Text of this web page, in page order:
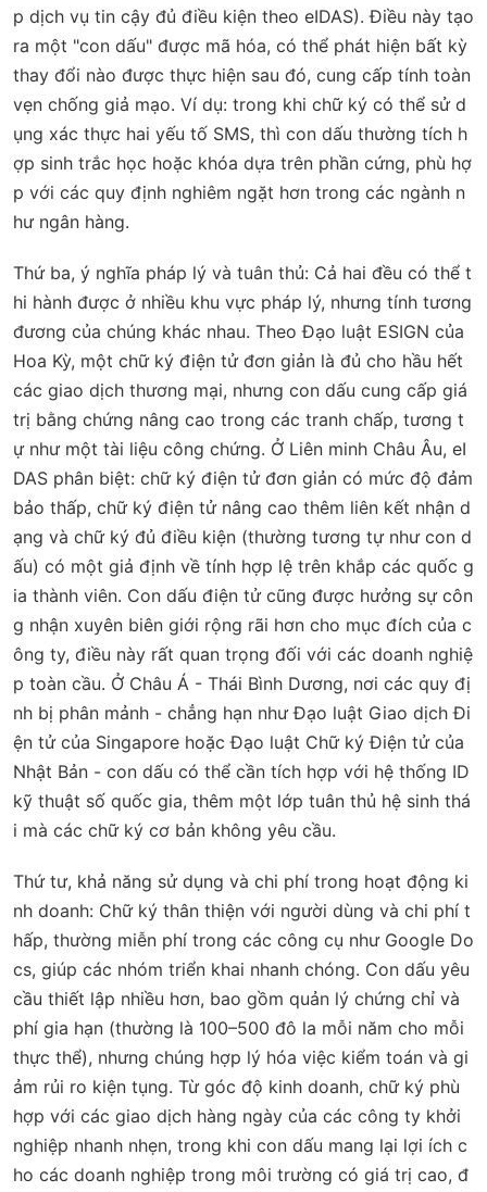
p dịch vụ tin cậy đủ điều kiện theo eIDAS). Điều này tạo
ra một "con dấu" được mã hóa, có thể phát hiện bất kỳ
thay đổi nào được thực hiện sau đó, cung cấp tính toàn
vẹn chống giả mạo. Ví dụ: trong khi chữ ký có thể sử d
ụng xác thực hai yếu tố SMS, thì con dấu thường tích h
ợp sinh trắc học hoặc khóa dựa trên phần cứng, phù hợ
p với các quy định nghiêm ngặt hơn trong các ngành n
hư ngân hàng.
Thứ ba, ý nghĩa pháp lý và tuân thủ: Cả hai đều có thể t
hi hành được ở nhiều khu vực pháp lý, nhưng tính tương
đương của chúng khác nhau. Theo Đạo luật ESIGN của
Hoa Kỳ, một chữ ký điện tử đơn giản là đủ cho hầu hết
các giao dịch thương mại, nhưng con dấu cung cấp giá
trị bằng chứng nâng cao trong các tranh chấp, tương t
ự như một tài liệu công chứng. Ở Liên minh Châu Âu, eI
DAS phân biệt: chữ ký điện tử đơn giản có mức độ đảm
bảo thấp, chữ ký điện tử nâng cao thêm liên kết nhận d
ạng và chữ ký đủ điều kiện (thường tương tự như con d
ấu) có một giả định về tính hợp lệ trên khắp các quốc g
ia thành viên. Con dấu điện tử cũng được hưởng sự côn
g nhận xuyên biên giới rộng rãi hơn cho mục đích của c
ông ty, điều này rất quan trọng đối với các doanh nghiệ
p toàn cầu. Ở Châu Á - Thái Bình Dương, nơi các quy đị
nh bị phân mảnh - chẳng hạn như Đạo luật Giao dịch Đi
ện tử của Singapore hoặc Đạo luật Chữ ký Điện tử của
Nhật Bản - con dấu có thể cần tích hợp với hệ thống ID
kỹ thuật số quốc gia, thêm một lớp tuân thủ hệ sinh thá
i mà các chữ ký cơ bản không yêu cầu.
Thứ tư, khả năng sử dụng và chi phí trong hoạt động ki
nh doanh: Chữ ký thân thiện với người dùng và chi phí t
hấp, thường miễn phí trong các công cụ như Google Do
cs, giúp các nhóm triển khai nhanh chóng. Con dấu yêu
cầu thiết lập nhiều hơn, bao gồm quản lý chứng chỉ và
phí gia hạn (thường là 100–500 đô la mỗi năm cho mỗi
thực thể), nhưng chúng hợp lý hóa việc kiểm toán và gi
ảm rủi ro kiện tụng. Từ góc độ kinh doanh, chữ ký phù
hợp với các giao dịch hàng ngày của các công ty khởi
nghiệp nhanh nhẹn, trong khi con dấu mang lại lợi ích c
ho các doanh nghiệp trong môi trường có giá trị cao, đ